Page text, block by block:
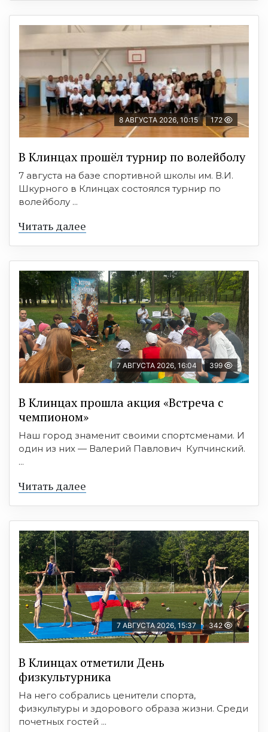
8 АВГУСТА 2026, 10:15 172
В Клинцах прошёл турнир по волейболу
7 августа на базе спортивной школы им. В.И.
Шкурного в Клинцах состоялся турнир по
волейболу ...
Читать далее
7 АВГУСТА 2026, 16:04 399
В Клинцах прошла акция «Встреча с
чемпионом»
Наш город знаменит своими спортсменами. И
один из них — Валерий Павлович Купчинский.
...
Читать далее
7 АВГУСТА 2026, 15:37 342
В Клинцах отметили День
физкультурника
На него собрались ценители спорта,
физкультуры и здорового образа жизни. Среди
почетных гостей ...